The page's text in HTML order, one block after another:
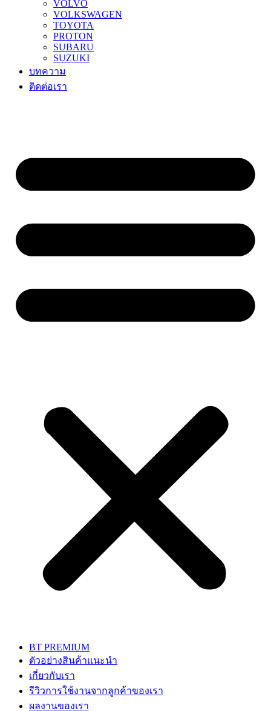
VOLVO
VOLKSWAGEN
TOYOTA
PROTON
SUBARU
SUZUKI
บทความ
ติดต่อเรา
BT PREMIUM
ตัวอย่างสินค้าแนะนำ
เกี่ยวกับเรา
รีวิวการใช้งานจากลูกค้าของเรา
ผลงานของเรา